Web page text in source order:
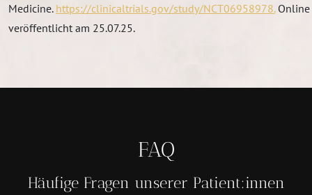
Medicine. https://clinicaltrials.gov/study/NCT06958978.Online
veröffentlicht am 25.07.25.
FAQ
Häufige Fragen unserer Patient:innen